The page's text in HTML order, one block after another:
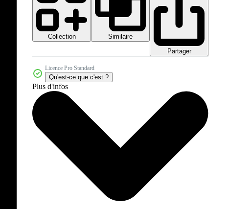
Collection
Similaire
Partager
Licence Pro Standard
Qu'est-ce que c'est ?
Plus d'infos